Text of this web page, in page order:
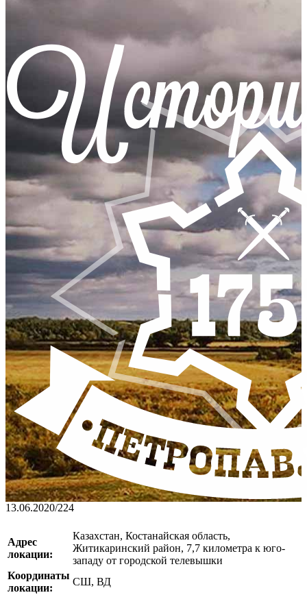
13.06.2020/224
Адрес
локации:
Казахстан, Костанайская область,
Житикаринский район, 7,7 километра к юго-
западу от городской телевышки
Координаты
локации:
СШ, ВД